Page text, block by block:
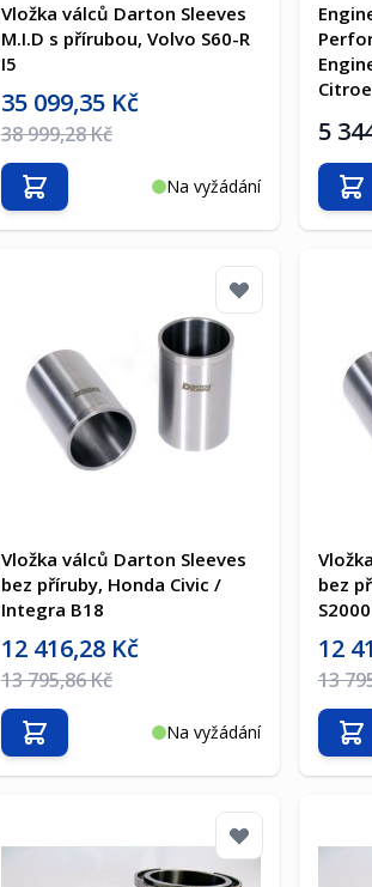
Vložka válců Darton Sleeves
M.I.D s přírubou, Volvo S60-R
I5
Akční cena
35 099,35 Kč
Běžná cena
38 999,28 Kč
Na vyžádání
Přidat do košíku
5
Vložka válců Darton Sleeves
bez příruby, Honda Civic /
Integra B18
Akční cena
12 416,28 Kč
Běžná cena
13 795,86 Kč
Na vyžádání
Přidat do košíku
bez
Akční
12
Běžná
13